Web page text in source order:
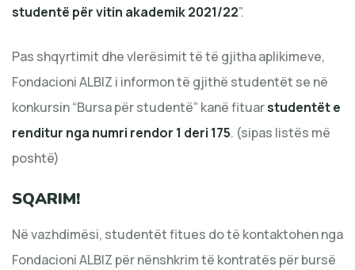
studentë për vitin akademik 2021/22”.
Pas shqyrtimit dhe vlerësimit të të gjitha aplikimeve,
Fondacioni ALBIZ i informon të gjithë studentët se në
konkursin “Bursa për studentë” kanë fituarstudentët e
renditur nga numri rendor 1 deri 175. (sipas listës më
poshtë)
SQARIM!
Në vazhdimësi, studentët fitues do të kontaktohen nga
Fondacioni ALBIZ për nënshkrim të kontratës për bursë